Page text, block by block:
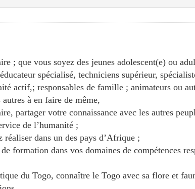
; que vous soyez des jeunes adolescent(e) ou
spécialisé, techniciens supérieur,
actif,; responsables de famille ; animateurs ou
à en faire de même,
partager votre connaissance avec les autres
de l’humanité ;
dans un des pays d’Afrique ;
formation dans vos domaines de compétences
du Togo, connaître le Togo avec sa flore et